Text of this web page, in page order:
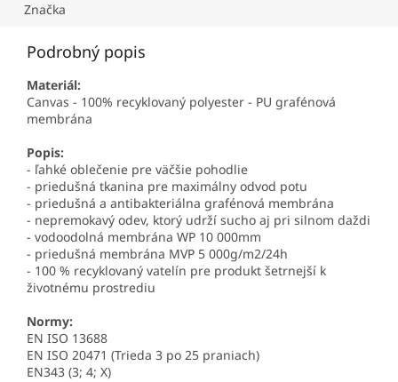
Značka
Podrobný popis
Materiál:
Canvas - 100% recyklovaný polyester - PU grafénová
membrána
Popis:
- ľahké oblečenie pre väčšie pohodlie
- priedušná tkanina pre maximálny odvod potu
- priedušná a antibakteriálna grafénová membrána
- nepremokavý odev, ktorý udrží sucho aj pri silnom daždi
- vodoodolná membrána WP 10 000mm
- priedušná membrána MVP 5 000g/m2/24h
- 100 % recyklovaný vatelín pre produkt šetrnejší k
životnému prostrediu
Normy:
EN ISO 13688
EN ISO 20471 (Trieda 3 po 25 praniach)
EN343 (3; 4; X)